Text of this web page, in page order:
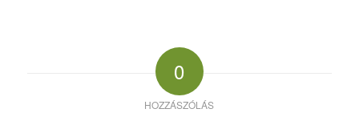
0
HOZZÁSZÓLÁS